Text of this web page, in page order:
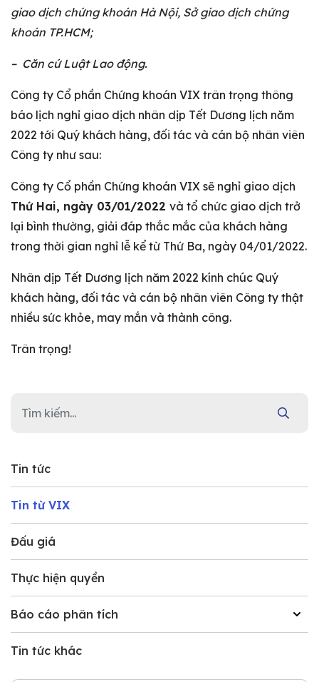
Tin tức
Tin từ VIX
Đấu giá
Thực hiện quyền
Báo cáo phân tích
Tin tức khác
giao dịch chứng khoán Hà Nội, Sở giao dịch chứng
khoán TP.HCM;
– Căn cứ Luật Lao động.
Công ty Cổ phần Chứng khoán VIX trân trọng thông
báo lịch nghỉ giao dịch nhân dịp Tết Dương lịch năm
2022 tới Quý khách hàng, đối tác và cán bộ nhân viên
Công ty như sau:
Công ty Cổ phần Chứng khoán VIX sẽ nghỉ giao dịch
Thứ Hai, ngày 03/01/2022 và tổ chức giao dịch trở
lại bình thường, giải đáp thắc mắc của khách hàng
trong thời gian nghỉ lễ kể từ Thứ Ba, ngày 04/01/2022.
Nhân dịp Tết Dương lịch năm 2022 kính chúc Quý
khách hàng, đối tác và cán bộ nhân viên Công ty thật
nhiều sức khỏe, may mắn và thành công.
Trân trọng!